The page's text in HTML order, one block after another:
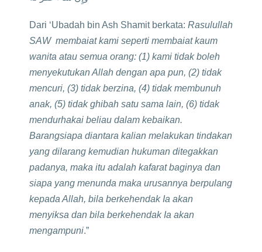
Dari ‘Ubadah bin Ash Shamit berkata: Rasulullah
SAW membaiat kami seperti membaiat kaum
wanita atau semua orang: (1) kami tidak boleh
menyekutukan Allah dengan apa pun, (2) tidak
mencuri, (3) tidak berzina, (4) tidak membunuh
anak, (5) tidak ghibah satu sama lain, (6) tidak
mendurhakai beliau dalam kebaikan.
Barangsiapa diantara kalian melakukan tindakan
yang dilarang kemudian hukuman ditegakkan
padanya, maka itu adalah kafarat baginya dan
siapa yang menunda maka urusannya berpulang
kepada Allah, bila berkehendak Ia akan
menyiksa dan bila berkehendak Ia akan
mengampuni.”